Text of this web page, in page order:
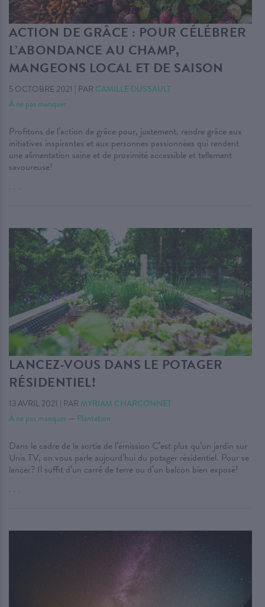
ACTION DE GRÂCE : POUR CÉLÉBRER
L’ABONDANCE AU CHAMP,
MANGEONS LOCAL ET DE SAISON
5 OCTOBRE 2021 | PAR CAMILLE DUSSAULT
À ne pas manquer
Profitons de l’action de grâce pour, justement, rendre grâce aux
initiatives inspirantes et aux personnes passionnées qui rendent
une alimentation saine et de proximité accessible et tellement
savoureuse!
. . .
LANCEZ-VOUS DANS LE POTAGER
RÉSIDENTIEL!
13 AVRIL 2021 | PAR MYRIAM CHARCONNET
À ne pas manquer — Plantation
Dans le cadre de la sortie de l’émission C’est plus qu’un jardin sur
Unis TV, on vous parle aujourd’hui du potager résidentiel. Pour se
lancer? Il suffit d’un carré de terre ou d’un balcon bien exposé!
. . .